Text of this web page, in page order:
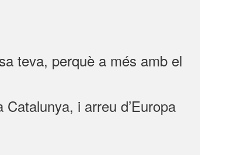
teva, perquè a més amb el
i arreu d’Europa